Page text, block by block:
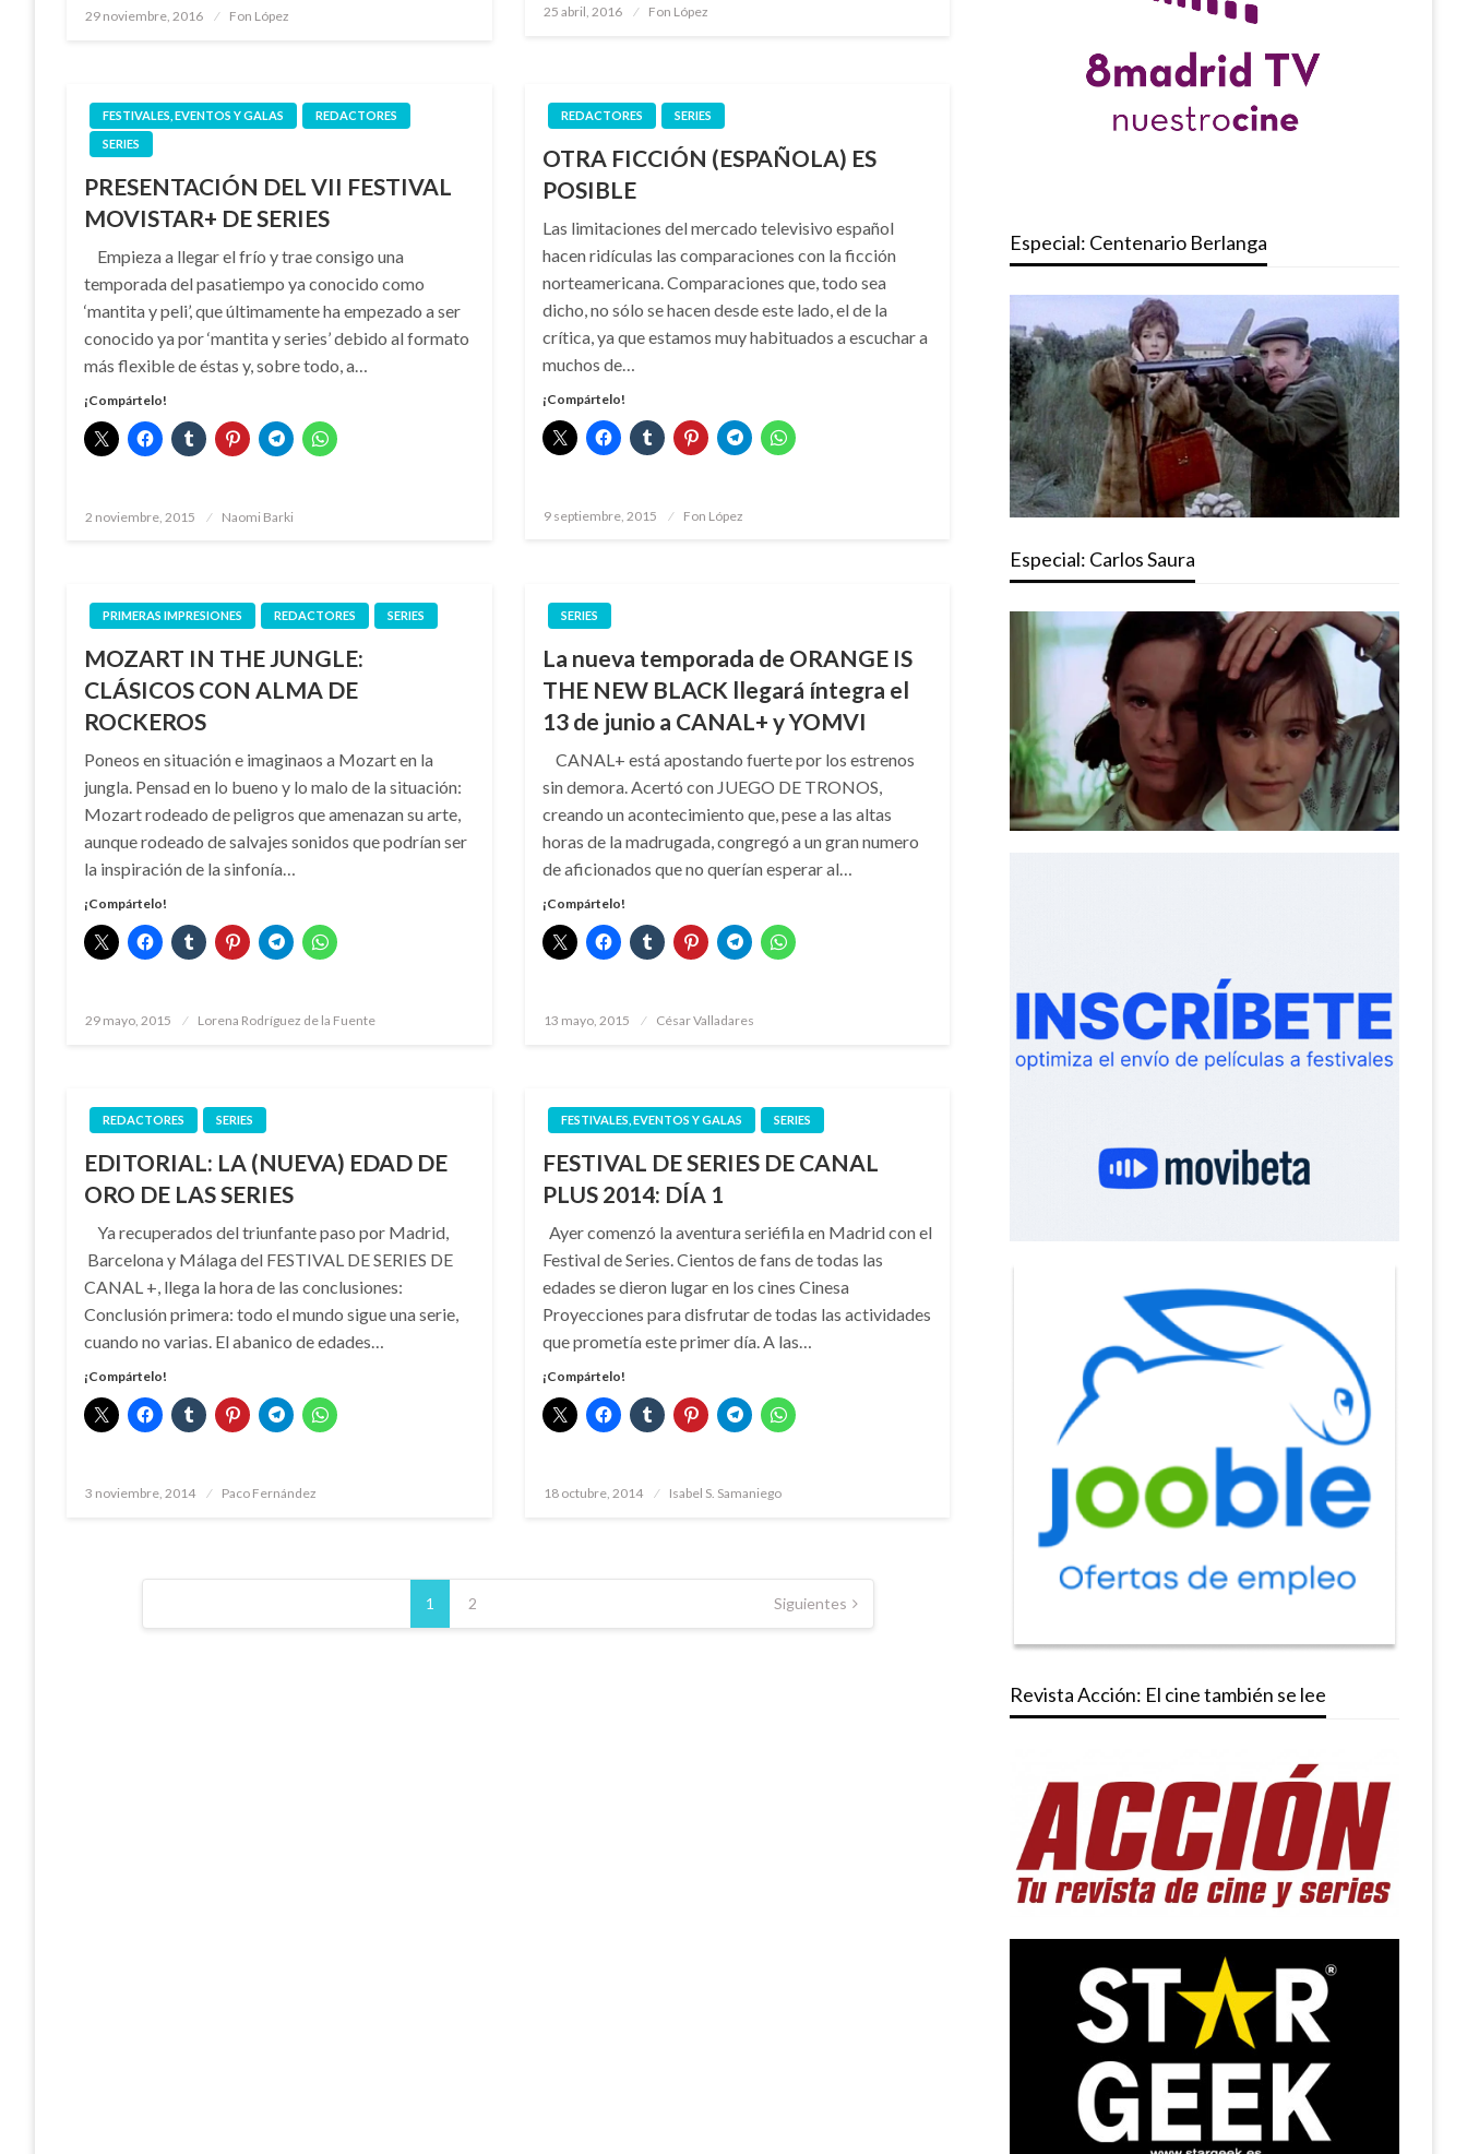
Publicado
29 noviembre, 2016 Fon López
Publicado
25 abril, 2016 Fon López
FESTIVALES, EVENTOS Y GALAS
REDACTORES
SERIES
PRESENTACIÓN DEL VII FESTIVAL
MOVISTAR+ DE SERIES
Empieza a llegar el frío y trae consigo una
temporada del pasatiempo ya conocido como
‘mantita y peli’, que últimamente ha empezado a ser
conocido ya por ‘mantita y series’ debido al formato
más flexible de éstas y, sobre todo, a…
¡Compártelo!
Publicado
2 noviembre, 2015 Naomi Barki
REDACTORES SERIES
OTRA FICCIÓN (ESPAÑOLA) ES
POSIBLE
Las limitaciones del mercado televisivo español
hacen ridículas las comparaciones con la ficción
norteamericana. Comparaciones que, todo sea
dicho, no sólo se hacen desde este lado, el de la
crítica, ya que estamos muy habituados a escuchar a
muchos de…
¡Compártelo!
Publicado
9 septiembre, 2015 Fon López
PRIMERAS IMPRESIONES REDACTORES SERIES
MOZART IN THE JUNGLE:
CLÁSICOS CON ALMA DE
ROCKEROS
Poneos en situación e imaginaos a Mozart en la
jungla. Pensad en lo bueno y lo malo de la situación:
Mozart rodeado de peligros que amenazan su arte,
aunque rodeado de salvajes sonidos que podrían ser
la inspiración de la sinfonía…
¡Compártelo!
Publicado
29 mayo, 2015 Lorena Rodríguez de la Fuente
SERIES
La nueva temporada de ORANGE IS
THE NEW BLACK llegará íntegra el
13 de junio a CANAL+ y YOMVI
CANAL+ está apostando fuerte por los estrenos
sin demora. Acertó con JUEGO DE TRONOS,
creando un acontecimiento que, pese a las altas
horas de la madrugada, congregó a un gran numero
de aficionados que no querían esperar al…
¡Compártelo!
Publicado
13 mayo, 2015 César Valladares
REDACTORES SERIES
EDITORIAL: LA (NUEVA) EDAD DE
ORO DE LAS SERIES
Ya recuperados del triunfante paso por Madrid,
Barcelona y Málaga del FESTIVAL DE SERIES DE
CANAL +, llega la hora de las conclusiones:
Conclusión primera: todo el mundo sigue una serie,
cuando no varias. El abanico de edades…
¡Compártelo!
Publicado
3 noviembre, 2014 Paco Fernández
FESTIVALES, EVENTOS Y GALAS SERIES
FESTIVAL DE SERIES DE CANAL
PLUS 2014: DÍA 1
Ayer comenzó la aventura seriéfila en Madrid con el
Festival de Series. Cientos de fans de todas las
edades se dieron lugar en los cines Cinesa
Proyecciones para disfrutar de todas las actividades
que prometía este primer día. A las…
¡Compártelo!
Publicado
18 octubre, 2014 Isabel S. Samaniego
Paginación
1 2 Siguientes
Especial: Centenario Berlanga
Especial: Carlos Saura
Revista Acción: El cine también se lee